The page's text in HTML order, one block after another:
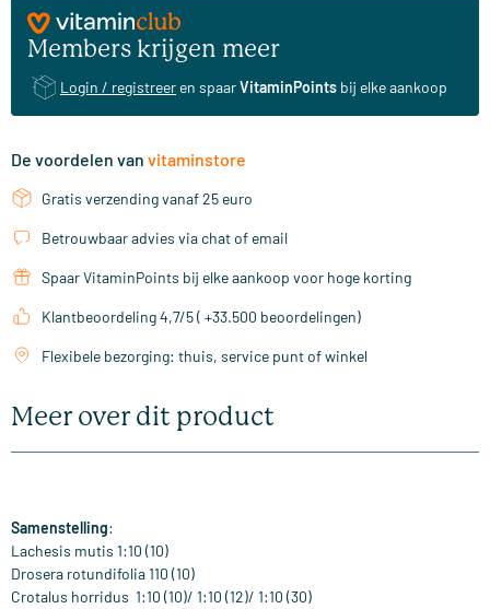
Members krijgen meer
Login / registreer en spaarVitaminPoints bij elke aankoop
De voordelen van vitaminstore
Gratis verzending vanaf 25 euro
Betrouwbaar advies via chat of email
Spaar VitaminPoints bij elke aankoop voor hoge korting
Klantbeoordeling 4,7/5 ( +33.500 beoordelingen)
Flexibele bezorging: thuis, service punt of winkel
Meer over dit product
Samenstelling:
Lachesis mutis 1:10 (10)
Drosera rotundifolia 110 (10)
Crotalus horridus 1:10 (10)/ 1:10 (12)/ 1:10 (30)